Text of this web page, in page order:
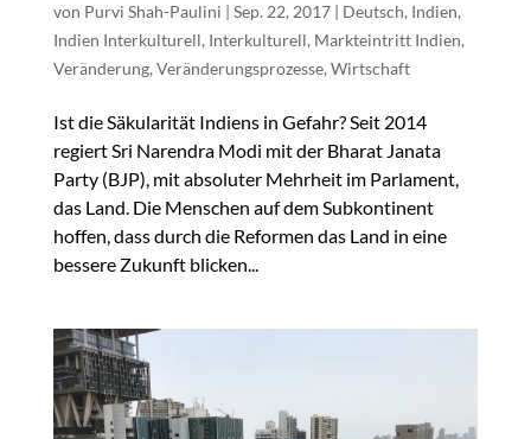
von Purvi Shah-Paulini | Sep. 22, 2017| Deutsch, Indien,
Indien Interkulturell, Interkulturell, Markteintritt Indien,
Veränderung, Veränderungsprozesse, Wirtschaft
Ist die Säkularität Indiens in Gefahr? Seit 2014
regiert Sri Narendra Modi mit der Bharat Janata
Party (BJP), mit absoluter Mehrheit im Parlament,
das Land. Die Menschen auf dem Subkontinent
hoffen, dass durch die Reformen das Land in eine
bessere Zukunft blicken...